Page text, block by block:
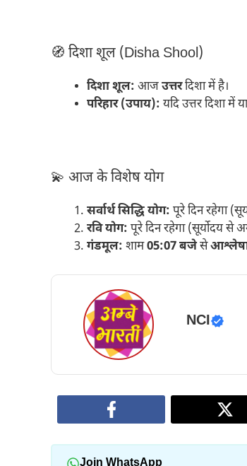
🧭 दिशा शूल (Disha Shool)
दिशा शूल: आजउत्तरदिशा में है।
परिहार (उपाय): यदि उत्तर दिशा में
💫 आज के विशेष योग
सर्वार्थ सिद्धि योग: पूरे दिन रहेगा
रवि योग: पूरे दिन रहेगा (सूर्योदय से
गंडमूल: शाम05:07 बजेसे
NCI